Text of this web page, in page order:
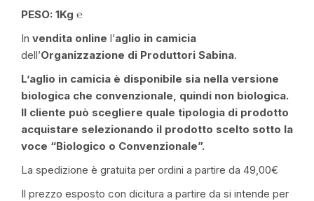
PESO: 1Kg ℮
In vendita online l’aglio in camicia
dell’Organizzazione di Produttori Sabina.
L’aglio in camicia è disponibile sia nella versione
biologica che convenzionale, quindi non biologica.
Il cliente può scegliere quale tipologia di prodotto
acquistare selezionando il prodotto scelto sotto la
voce “Biologico o Convenzionale”.
La spedizione è gratuita per ordini a partire da 49,00€
Il prezzo esposto con dicitura a partire da si intende per